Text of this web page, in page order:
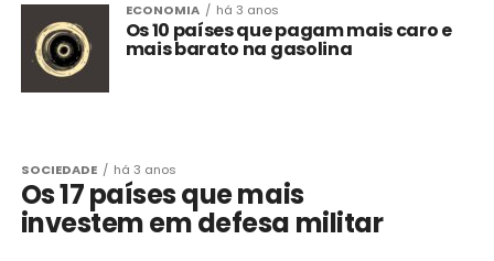
ECONOMIA há 3 anos
Os 10 países que pagam mais caro e
mais barato na gasolina
SOCIEDADE há 3 anos
Os 17 países que mais
investem em defesa militar